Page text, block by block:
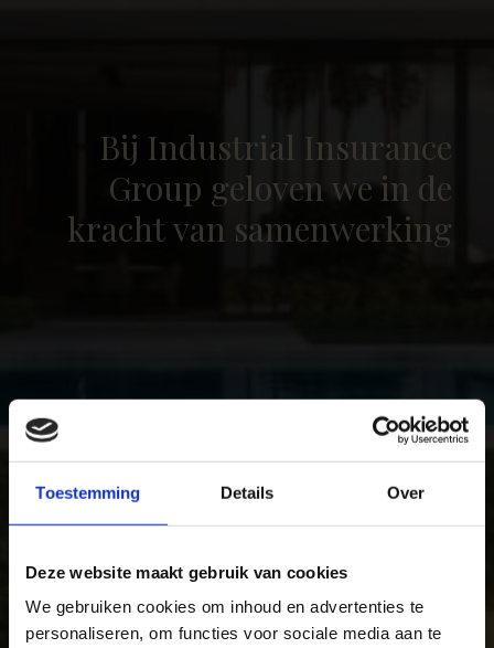
Toestemming Details Over
Deze website maakt gebruik van cookies
We gebruiken cookies om inhoud en advertenties te
personaliseren, om functies voor sociale media aan te
Bij Industrial Insurance
Group geloven we in de
krachtvan samenwerking